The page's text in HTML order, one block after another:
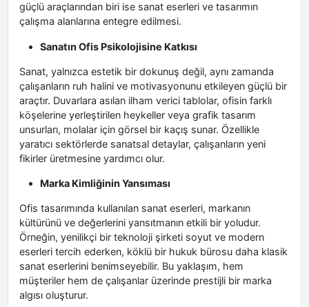
güçlü araçlarından biri ise sanat eserleri ve tasarımın
çalışma alanlarına entegre edilmesi.
Sanatın Ofis Psikolojisine Katkısı
Sanat, yalnızca estetik bir dokunuş değil, aynı zamanda
çalışanların ruh halini ve motivasyonunu etkileyen güçlü bir
araçtır. Duvarlara asılan ilham verici tablolar, ofisin farklı
köşelerine yerleştirilen heykeller veya grafik tasarım
unsurları, molalar için görsel bir kaçış sunar. Özellikle
yaratıcı sektörlerde sanatsal detaylar, çalışanların yeni
fikirler üretmesine yardımcı olur.
Marka Kimliğinin Yansıması
Ofis tasarımında kullanılan sanat eserleri, markanın
kültürünü ve değerlerini yansıtmanın etkili bir yoludur.
Örneğin, yenilikçi bir teknoloji şirketi soyut ve modern
eserleri tercih ederken, köklü bir hukuk bürosu daha klasik
sanat eserlerini benimseyebilir. Bu yaklaşım, hem
müşteriler hem de çalışanlar üzerinde prestijli bir marka
algısı oluşturur.